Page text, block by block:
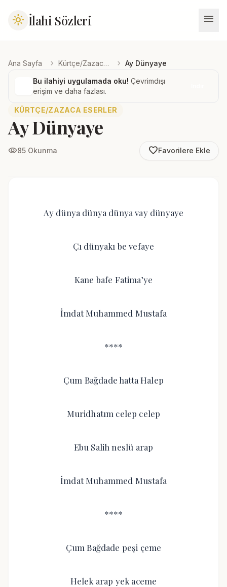
light_mode İlahi Sözleri menu
Ana Sayfa chevron_right Kürtçe/Zazaca Eserler chevron_right Ay Dünyaye
Bu ilahiyi uygulamada oku! Çevrimdışı
erişim ve daha fazlası.
KÜRTÇE/ZAZACA ESERLER
Ay Dünyaye
visibility85 Okunma favorite_borderFavorilere Ekle
Ay dünya dünya dünya vay dünyaye
Çı dünyakı be vefaye
Kane bafe Fatima’ye
İmdat Muhammed Mustafa
****
Çum Bağdade hatta Halep
Muridhatım celep celep
Ebu Salih neslü arap
İmdat Muhammed Mustafa
****
Çum Bağdade peşi çeme
Helek arap yek aceme